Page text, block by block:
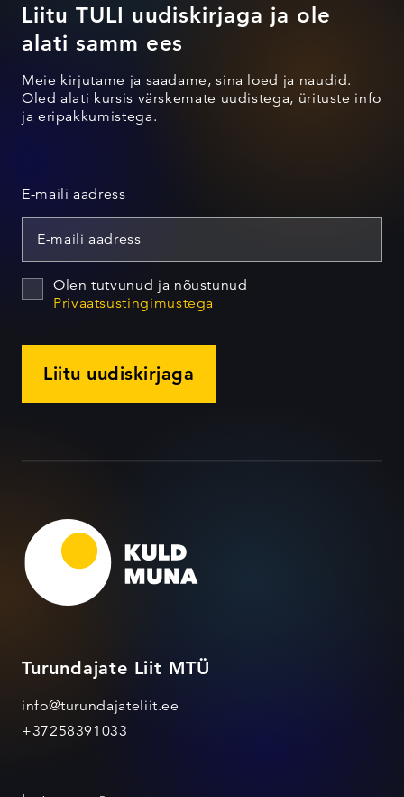
Liitu TULI uudiskirjaga ja ole
alati samm ees
Meie kirjutame ja saadame, sina loed ja naudid.
Oled alati kursis värskemate uudistega, ürituste info
ja eripakkumistega.
E-maili aadress
Olen tutvunud ja nõustunud
Privaatsustingimustega
Liitu uudiskirjaga
Turundajate Liit MTÜ
info@turundajateliit.ee
+37258391033